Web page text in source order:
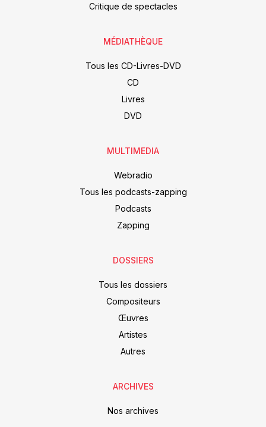
Critique de spectacles
MÉDIATHÈQUE
Tous les CD-Livres-DVD
CD
Livres
DVD
MULTIMEDIA
Webradio
Tous les podcasts-zapping
Podcasts
Zapping
DOSSIERS
Tous les dossiers
Compositeurs
Œuvres
Artistes
Autres
ARCHIVES
Nos archives